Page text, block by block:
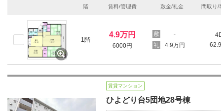
階 賃料/管理費 敷金/礼金 間取り/
1階
4.9万円
6000円
-
4.9万円
賃貸マンション
ひよどり台5団地28号棟